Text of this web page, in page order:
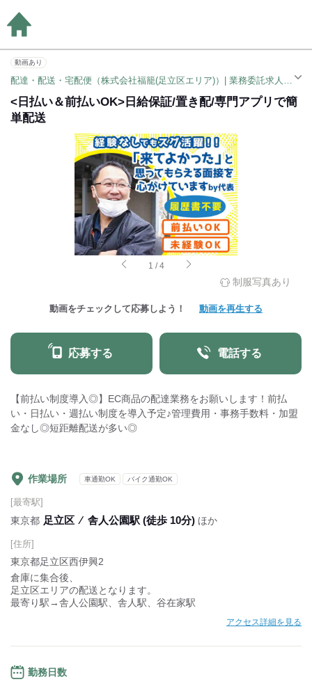
動画あり
配達・配送・宅配便（株式会社福籠(足立区エリア)）| 業務委託求人（舎人公園駅）
<日払い＆前払いOK>日給保証/置き配/専門アプリで簡
単配送
1 /4
制服写真あり
動画をチェックして応募しよう！ 動画を再生する
応募する 電話する
【前払い制度導入◎】EC商品の配達業務をお願いします！前払
い・日払い・週払い制度を導入予定♪管理費用・事務手数料・加盟
金なし◎短距離配送が多い◎
作業場所 車通勤OK バイク通勤OK
[最寄駅]
東京都 足立区 ⁄ 舎人公園駅 (徒歩 10分) ほか
[住所]
東京都足立区西伊興2
倉庫に集合後、
足立区エリアの配送となります。
最寄り駅→舎人公園駅、舎人駅、谷在家駅
アクセス詳細を見る
勤務日数